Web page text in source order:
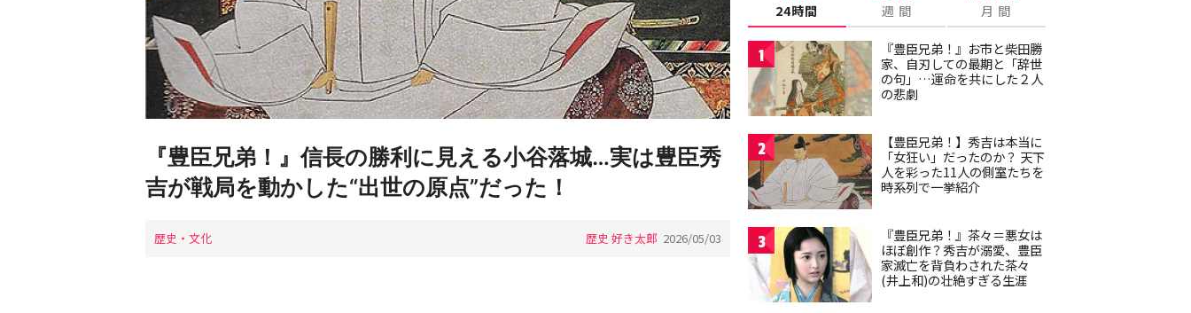
『豊臣兄弟！』信長の勝利に見える小谷落城…実は豊臣秀
吉が戦局を動かした“出世の原点”だった！
歴史・文化 歴史 好き太郎 2026/05/03
24時間 週 間 月 間
1
『豊臣兄弟！』お市と柴田勝
家、自刃しての最期と「辞世
の句」…運命を共にした２人
の悲劇
2
【豊臣兄弟！】秀吉は本当に
「女狂い」だったのか？ 天下
人を彩った11人の側室たちを
時系列で一挙紹介
3
『豊臣兄弟！』茶々＝悪女は
ほぼ創作？秀吉が溺愛、豊臣
家滅亡を背負わされた茶々
(井上和)の壮絶すぎる生涯